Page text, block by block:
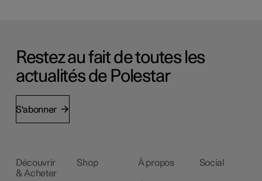
Restez au fait de toutes les
actualités de Polestar
S'abonner
Découvrir
& Acheter
Shop À propos Social